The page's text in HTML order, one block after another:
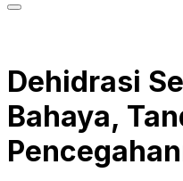
Dehidrasi
Bahaya,